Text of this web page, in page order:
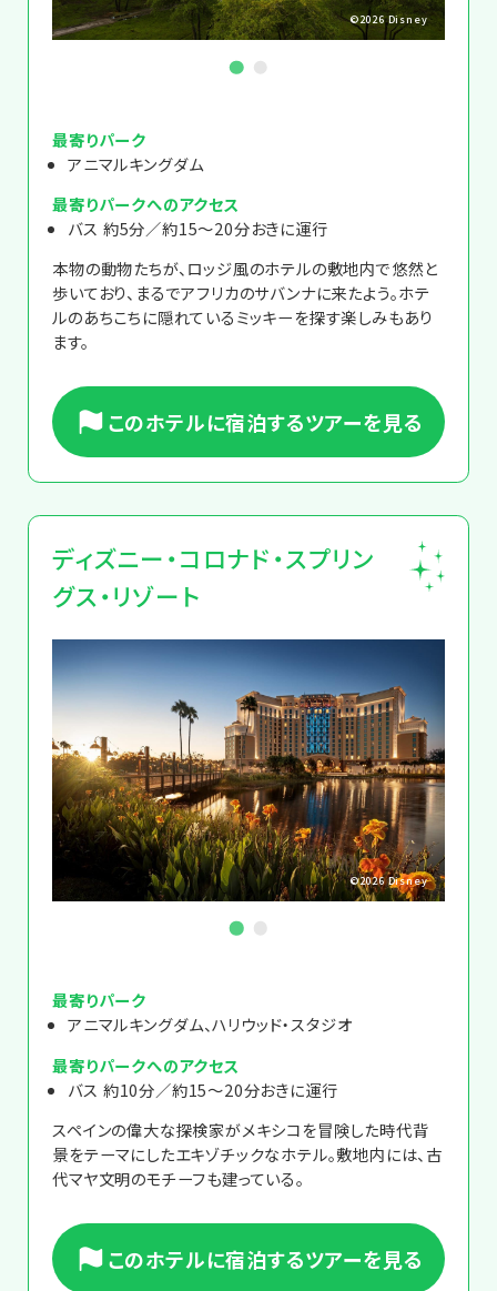
©2026 Disney
最寄りパーク
アニマルキングダム
最寄りパークへのアクセス
バス 約5分／約15～20分おきに運行
本物の動物たちが、ロッジ風のホテルの敷地内で悠然と
歩いており、まるでアフリカのサバンナに来たよう。ホテ
ルのあちこちに隠れているミッキーを探す楽しみもあり
ます。
このホテルに宿泊するツアーを見る
ディズニー・コロナド・スプリン
グス・リゾート
©2026 Disney
最寄りパーク
アニマルキングダム、ハリウッド・スタジオ
最寄りパークへのアクセス
バス 約10分／約15～20分おきに運行
スペインの偉大な探検家がメキシコを冒険した時代背
景をテーマにしたエキゾチックなホテル。敷地内には、古
代マヤ文明のモチーフも建っている。
このホテルに宿泊するツアーを見る